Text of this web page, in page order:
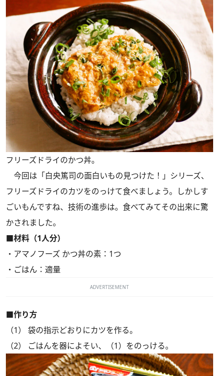
フリーズドライのかつ丼。
今回は「白央篤司の面白いもの見つけた！」シリーズ、
フリーズドライのカツをのっけて食べましょう。しかしす
ごいもんですね、技術の進歩は。食べてみてその出来に驚
かされました。
■材料（1人分）
・アマノフーズ かつ丼の素：1つ
・ごはん：適量
ADVERTISEMENT
■作り方
（1） 袋の指示どおりにカツを作る。
（2） ごはんを器によそい、（1）をのっける。